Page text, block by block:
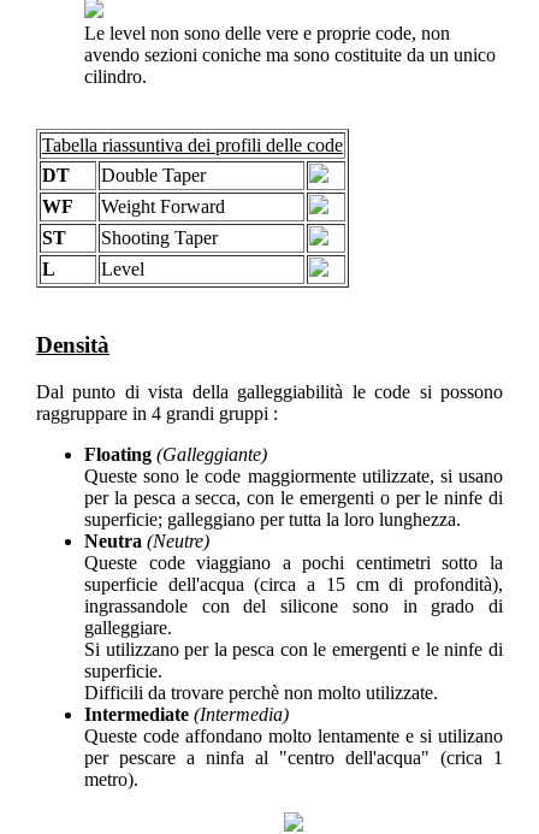
Le level non sono delle vere e proprie code, non
avendo sezioni coniche ma sono costituite da un unico
cilindro.
Tabella riassuntiva dei profili delle code
DT
Double Taper
WF
Weight Forward
ST
Shooting Taper
L
Level
Densità
Dal punto di vista della galleggiabilità le code si possono
raggruppare in 4 grandi gruppi :
Floating (Galleggiante)
Queste sono le code maggiormente utilizzate, si usano
per la pesca a secca, con le emergenti o per le ninfe di
superficie; galleggiano per tutta la loro lunghezza.
Neutra (Neutre)
Queste code viaggiano a pochi centimetri sotto la
superficie dell'acqua (circa a 15 cm di profondità),
ingrassandole con del silicone sono in grado di
galleggiare.
Si utilizzano per la pesca con le emergenti e le ninfe di
superficie.
Difficili da trovare perchè non molto utilizzate.
Intermediate (Intermedia)
Queste code affondano molto lentamente e si utilizano
per pescare a ninfa al "centro dell'acqua" (crica 1
metro).